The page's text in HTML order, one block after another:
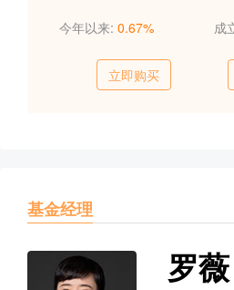
今年以来: 0.67% 成
立即购买
基金经理
罗薇